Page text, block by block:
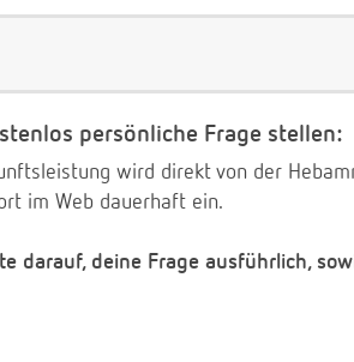
persönliche Frage stellen:
wird direkt von der
im Web dauerhaft ein.
darauf, deine Frage ausführlich,